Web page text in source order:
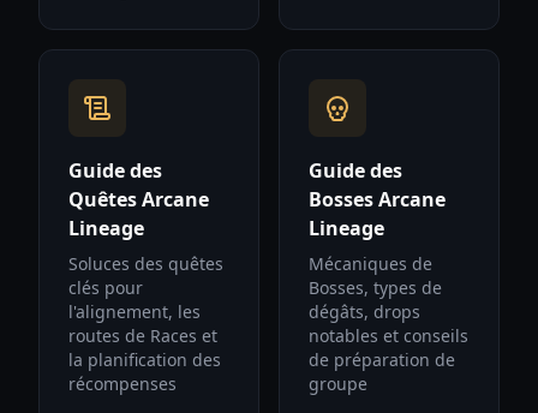
Guide des
Quêtes Arcane
Lineage
Soluces des quêtes
clés pour
l'alignement, les
routes de Races et
la planification des
récompenses
Guide des
Bosses Arcane
Lineage
Mécaniques de
Bosses, types de
dégâts, drops
notables et conseils
de préparation de
groupe